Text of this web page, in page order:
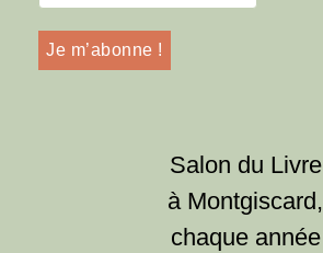
Salon du Livre
à Montgiscard,
chaque année